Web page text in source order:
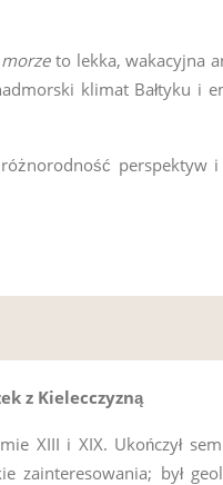
to lekka, wakacyjna
klimat Bałtyku i
perspektyw
z Kielecczyzną
XIII i XIX. Ukończył
zainteresowania; był